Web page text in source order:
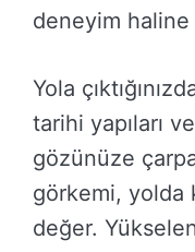
deneyim
Yola
tarihi yapıları
gözünüze
görkemi, yolda
değer.